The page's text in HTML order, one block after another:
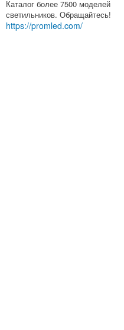
Каталог более 7500 моделей
светильников. Обращайтесь!
https://promled.com/